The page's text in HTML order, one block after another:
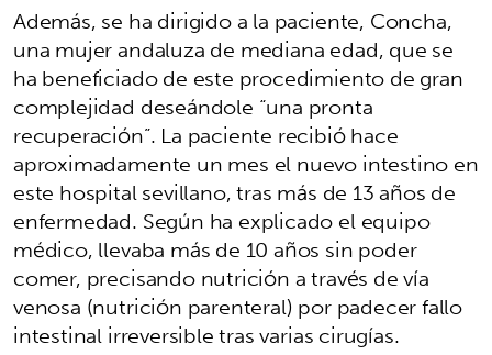
Además, se ha dirigido a la paciente, Concha,
una mujer andaluza de mediana edad, que se
ha beneficiado de este procedimiento de gran
complejidad deseándole “una pronta
recuperación”. La paciente recibió hace
aproximadamente un mes el nuevo intestino en
este hospital sevillano, tras más de 13 años de
enfermedad. Según ha explicado el equipo
médico, llevaba más de 10 años sin poder
comer, precisando nutrición a través de vía
venosa (nutrición parenteral) por padecer fallo
intestinal irreversible tras varias cirugías.